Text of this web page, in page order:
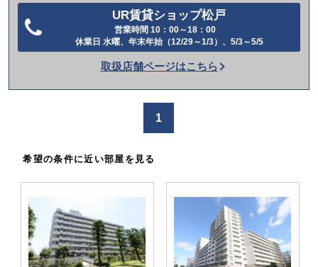
UR賃貸ショップ松戸
営業時間 10：00～18：00
休業日 水曜、年末年始（12/29～1/3）、5/3～5/5
話
か
取扱店舗ページはこちら
1
希望の条件に近い部屋を見る